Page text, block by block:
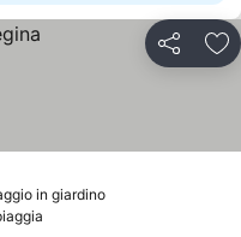
Condividi
in giardino